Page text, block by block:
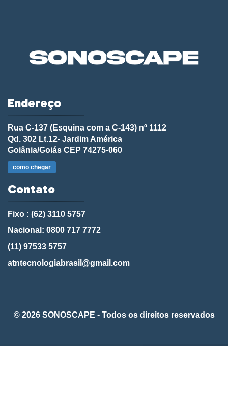
Endereço
Rua C-137 (Esquina com a C-143) nº 1112
Qd. 302 Lt.12- Jardim América
Goiânia/Goiás CEP 74275-060
como chegar
Contato
Fixo : (62) 3110 5757
Nacional: 0800 717 7772
(11) 97533 5757
atntecnologiabrasil@gmail.com
© 2026 SONOSCAPE - Todos os direitos reservados